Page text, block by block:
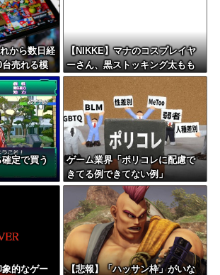
から数日経
売れる模
【NIKKE】マナのコスプレイヤ
ーさん、黒ストッキング太もも
がえちえちィ！
定で買う
ゲーム業界「ポリコレに配慮で
きてる例できてない例」
的なゲー
【悲報】「ハッサン枠」がいな